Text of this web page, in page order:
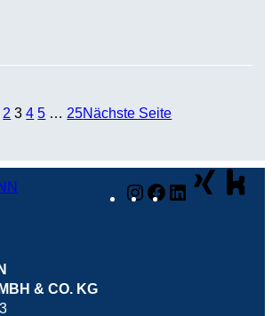
2 3 4 5 … 25Nächste Seite
Instagram
Facebook
LinkedIn
& CO. KG